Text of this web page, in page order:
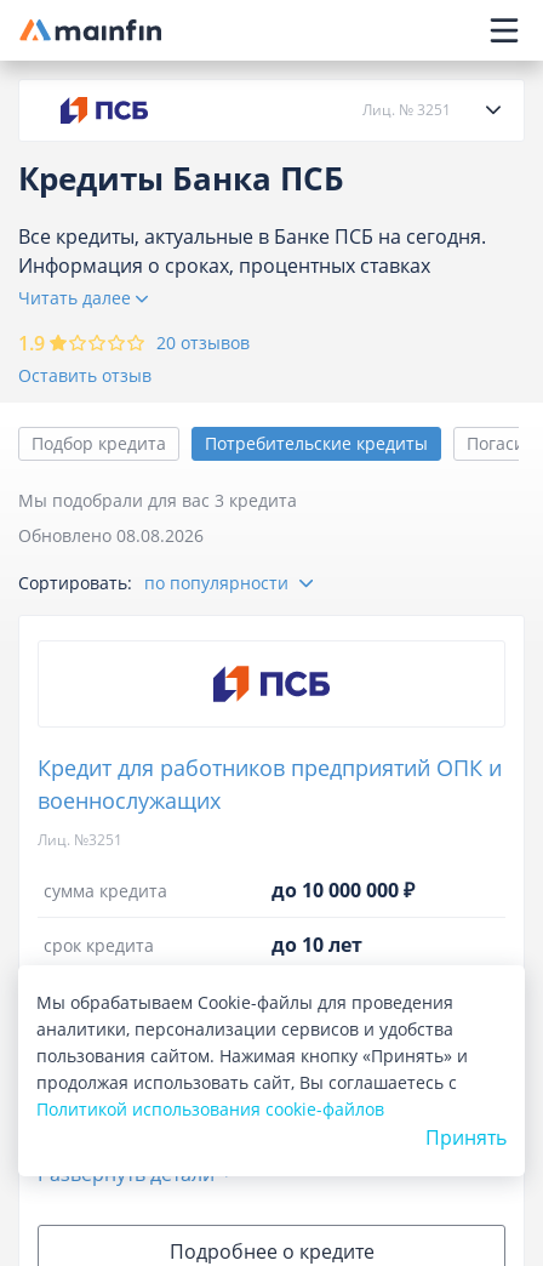
Главное меню
Кредиты Банка ПСБ
Все кредиты, актуальные в Банке ПСБ на сегодня.
Информация о сроках, процентных ставках
потребительских кредитов Банка ПСБ.
Читать далее
Лиц. № 3251
О банке
Кредиты
Карты
Банкоматы
1.9
20 отзывов
Оставить отзыв
Подбор кредита Потребительские кредиты
Мы подобрали для вас 3 кредита
Обновлено 08.08.2026
Сортировать: по популярности
Кредит для работников предприятий ОПК и
военнослужащих
Лиц. №3251
сумма кредита до 10 000 000 ₽
срок кредита до 10 лет
срок рассмотрения в течение часа
полная стоимость кредита16.901%-36.999%
ставка от 16.9%
Развернуть детали
Подробнее о кредите
Мы обрабатываем Cookie-файлы для проведения
аналитики, персонализации сервисов и удобства
пользования сайтом. Нажимая кнопку «Принять» и
продолжая использовать сайт, Вы соглашаетесь с
Политикой использования cookie-файлов
Принять